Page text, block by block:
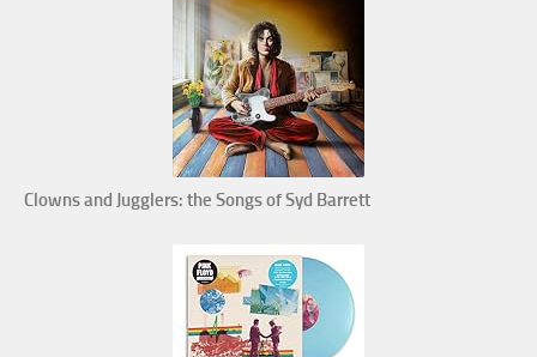
Clowns and Jugglers: the Songs of Syd Barrett